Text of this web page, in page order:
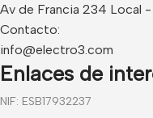
Av de Francia 234 Local -
Contacto:
info@electro3.com
Enlaces de
NIF: ESB17932237